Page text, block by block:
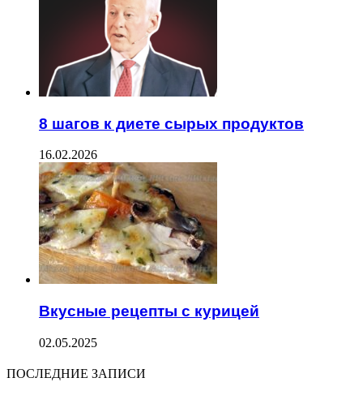
8 шагов к диете сырых продуктов
16.02.2026
Вкусные рецепты с курицей
02.05.2025
ПОСЛЕДНИЕ ЗАПИСИ